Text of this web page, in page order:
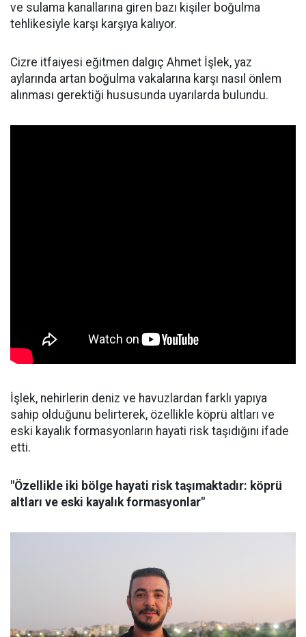
ve sulama kanallarına giren bazı kişiler boğulma
tehlikesiyle karşı karşıya kalıyor.
Cizre itfaiyesi eğitmen dalgıç Ahmet İşlek, yaz
aylarında artan boğulma vakalarına karşı nasıl önlem
alınması gerektiği hususunda uyarılarda bulundu.
İşlek, nehirlerin deniz ve havuzlardan farklı yapıya
sahip olduğunu belirterek, özellikle köprü altları ve
eski kayalık formasyonların hayati risk taşıdığını ifade
etti.
"Özellikle iki bölge hayati risk taşımaktadır: köprü
altları ve eski kayalık formasyonlar"